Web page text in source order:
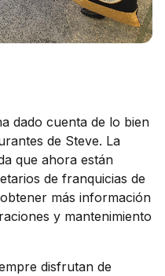
dado cuenta de lo bien
de Steve. La
que ahora están
de franquicias de
más información
y mantenimiento
disfrutan de